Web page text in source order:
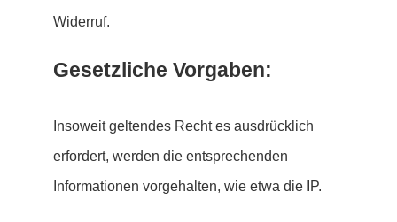
Widerruf.
Gesetzliche Vorgaben:
Insoweit geltendes Recht es ausdrücklich
erfordert, werden die entsprechenden
Informationen vorgehalten, wie etwa die IP.